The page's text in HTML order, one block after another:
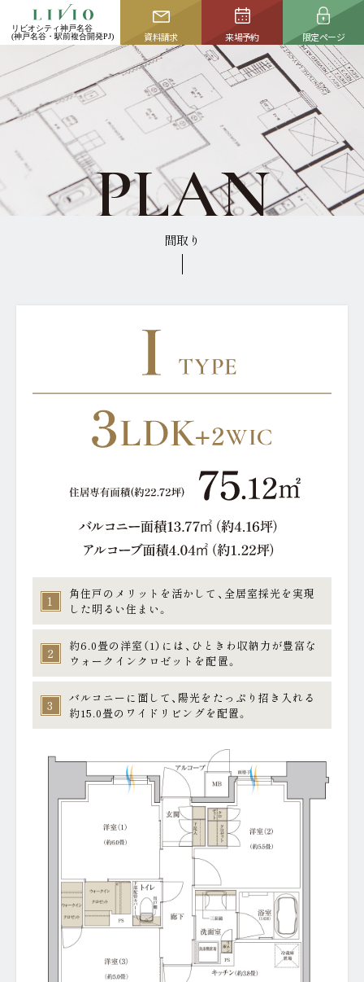
リビオシティ神戸名谷
(神戸名谷・駅前複合開発PJ)
資料請求 来場予約 限定ページ
リビオシティ神戸名谷
(神戸名谷・駅前複合開発PJ)
資料請求 来場予約 限定ページ
TOP
トップ
CONCEPT
コンセプト
アクセス
LOCATION
ロケーション
ACTIVATION
名谷活性化プラン
ZEH-M / Low carbon
次世代マンション
OWNER'S INTERVIEW
MERIT QUALITY
ブランド
VALUE
駅徒歩3分×総318邸の資産価値
資料請求者限定ページ
UPDATE MAP
TOPIC
INFORMATION
2026.04.28
完成物件を選ぶ4つのメリット 」ページを公開しました。
リビオシティ神戸名谷
(神戸名谷・駅前複合開発PJ)
CLOSE
本物件の資料等をお届けいたします。
モデルルームをご見学いただけます。
PLAN
間取り
image
1
角住戸のメリットを活かして、全居室採光を実現
した明るい住まい。
2
約6.0畳の洋室（1）には、ひときわ収納力が豊富な
ウォークインクロゼットを配置。
3
バルコニーに面して、陽光をたっぷり招き入れる
約15.0畳のワイドリビングを配置。